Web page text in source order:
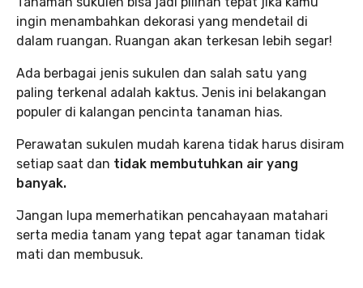
ingin menambahkan dekorasi yang mendetail di
dalam ruangan. Ruangan akan terkesan lebih segar!
Ada berbagai jenis sukulen dan salah satu yang
paling terkenal adalah kaktus. Jenis ini belakangan
populer di kalangan pencinta tanaman hias.
Perawatan sukulen mudah karena tidak harus disiram
setiap saat dan tidak membutuhkan air yang
banyak.
Jangan lupa memerhatikan pencahayaan matahari
serta media tanam yang tepat agar tanaman tidak
mati dan membusuk.